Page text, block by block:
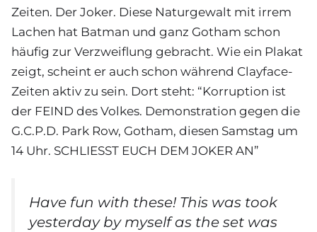
Zeiten. Der Joker. Diese Naturgewalt mit irrem
Lachen hat Batman und ganz Gotham schon
häufig zur Verzweiflung gebracht. Wie ein Plakat
zeigt, scheint er auch schon während Clayface-
Zeiten aktiv zu sein. Dort steht: “Korruption ist
der FEIND des Volkes. Demonstration gegen die
G.C.P.D. Park Row, Gotham, diesen Samstag um
14 Uhr. SCHLIESST EUCH DEM JOKER AN”
Have fun with these! This was took
yesterday by myself as the set was